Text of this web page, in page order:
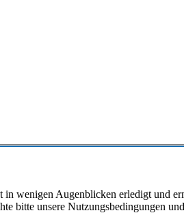
wenigen Augenblicken erledigt und
bitte unsere Nutzungsbedingungen